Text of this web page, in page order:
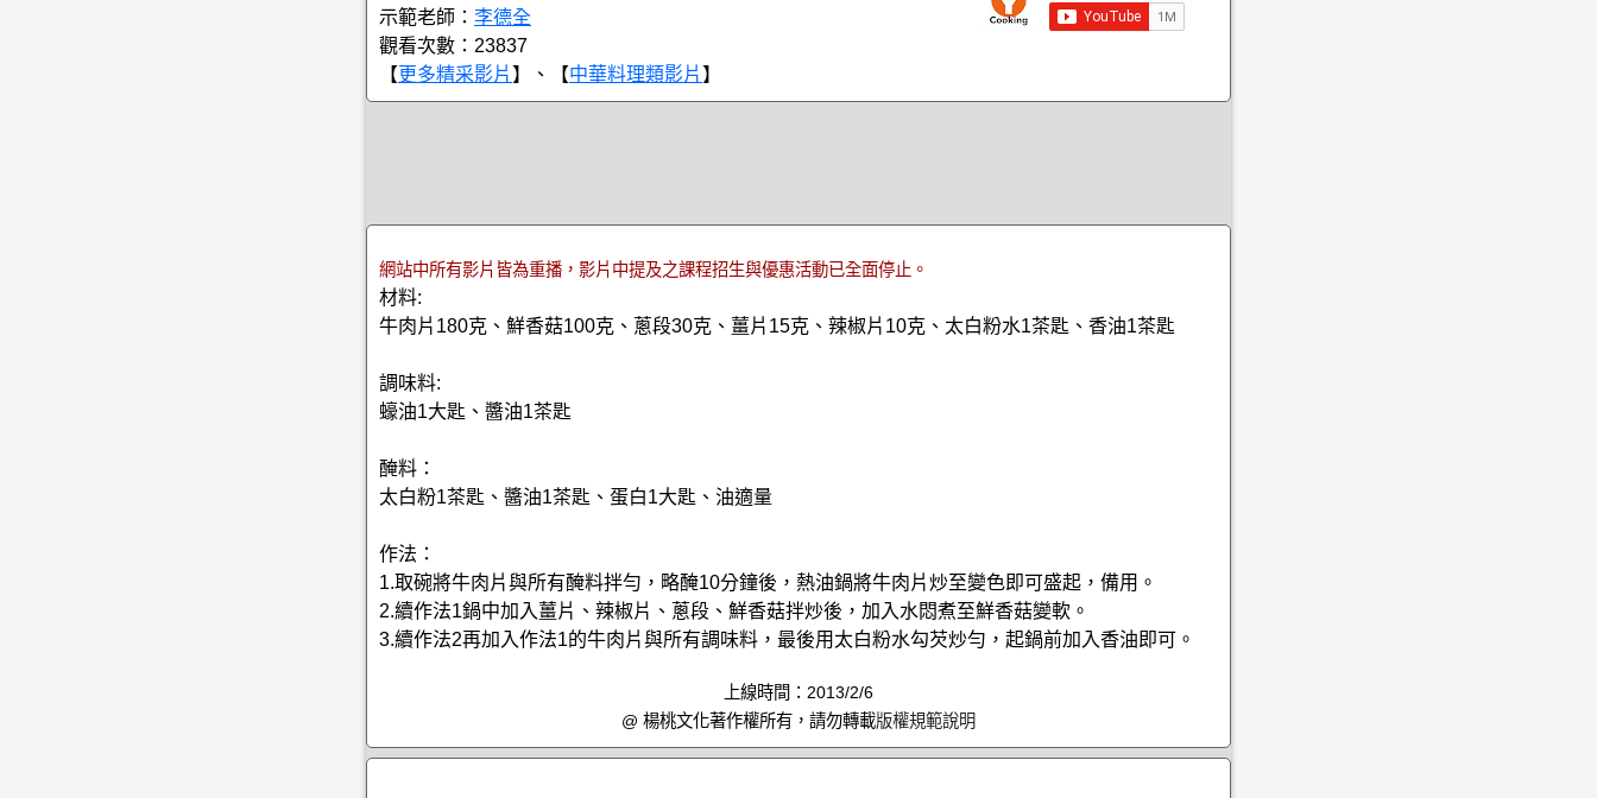
示範老師： 李德全
觀看次數：23837
【更多精采影片 】、【中華料理類影片 】
網站中所有影片皆為重播，影片中提及之課程招生與優惠活動已全面停止。
材料:
牛肉片180克、鮮香菇100克、蔥段30克、薑片15克、辣椒片10克、太白粉水1茶匙、香油1茶匙
調味料:
蠔油1大匙、醬油1茶匙
醃料：
太白粉1茶匙、醬油1茶匙、蛋白1大匙、油適量
作法：
1.取碗將牛肉片與所有醃料拌勻，略醃10分鐘後，熱油鍋將牛肉片炒至變色即可盛起，備用。
2.續作法1鍋中加入薑片、辣椒片、蔥段、鮮香菇拌炒後，加入水悶煮至鮮香菇變軟。
3.續作法2再加入作法1的牛肉片與所有調味料，最後用太白粉水勾芡炒勻，起鍋前加入香油即可。
上線時間：2013/2/6
@ 楊桃文化著作權所有，請勿轉載版權規範說明